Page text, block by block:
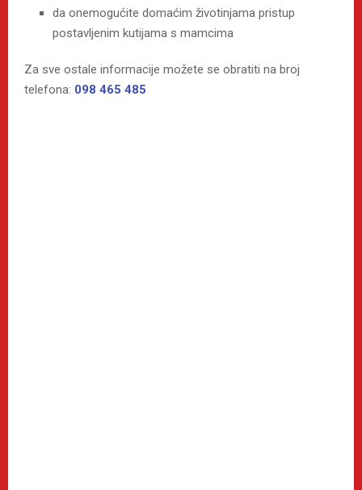
da onemogućite domaćim životinjama pristup
postavljenim kutijama s mamcima
Za sve ostale informacije možete se obratiti na broj
telefona: 098 465 485